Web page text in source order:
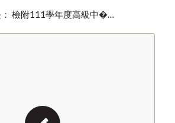
： 檢附111學年度高級中�…